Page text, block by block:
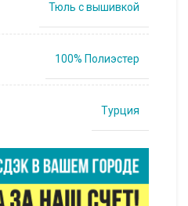
Тюль с вышивкой
100% Полиэстер
Турция